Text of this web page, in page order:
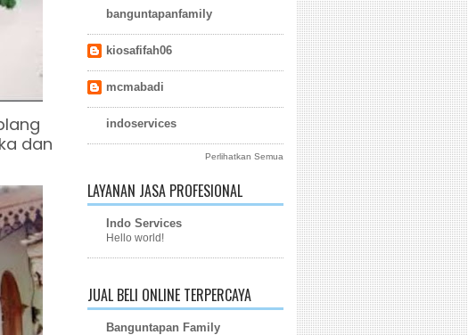
dan
banguntapanfamily
kiosafifah06
mcmabadi
indoservices
Perlihatkan Semua
LAYANAN JASA PROFESIONAL
Indo Services
Hello world!
JUAL BELI ONLINE TERPERCAYA
Banguntapan Family